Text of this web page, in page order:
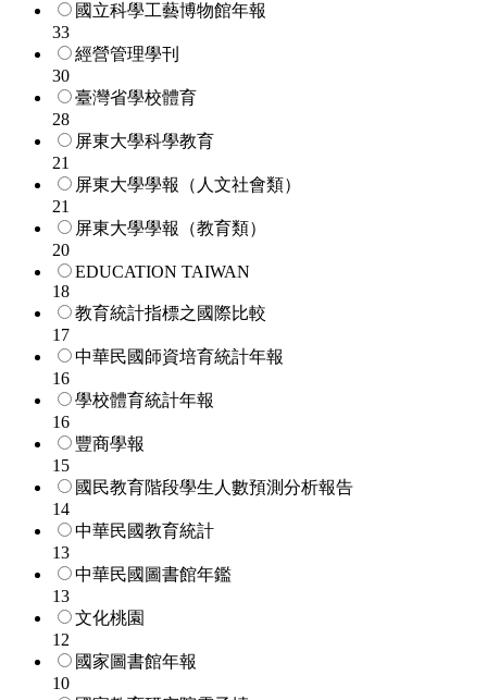
國立科學工藝博物館年報
33
經營管理學刊
30
臺灣省學校體育
28
屏東大學科學教育
21
屏東大學學報（人文社會類）
21
屏東大學學報（教育類）
20
EDUCATION TAIWAN
18
教育統計指標之國際比較
17
中華民國師資培育統計年報
16
學校體育統計年報
16
豐商學報
15
國民教育階段學生人數預測分析報告
14
中華民國教育統計
13
中華民國圖書館年鑑
13
文化桃園
12
國家圖書館年報
10